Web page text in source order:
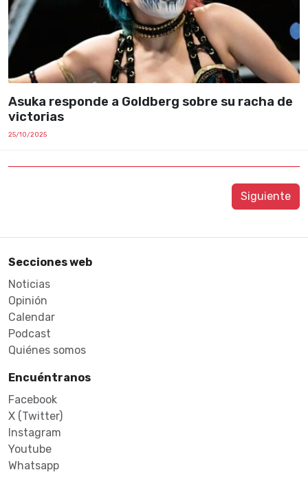
Asuka responde a Goldberg sobre su racha de
victorias
25/10/2025
Siguiente
Secciones web
Noticias
Opinión
Calendar
Podcast
Quiénes somos
Encuéntranos
Facebook
X (Twitter)
Instagram
Youtube
Whatsapp